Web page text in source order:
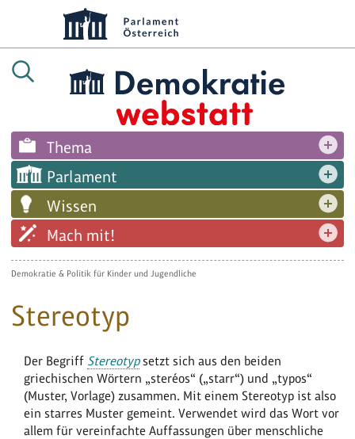
Thema
Parlament
Wissen
Mach mit!
Demokratie & Politik für Kinder und Jugendliche
Stereotyp
Der Begriff Stereotypsetzt sich aus den beiden
griechischen Wörtern „steréos“ („starr“) und „typos“
(Muster, Vorlage) zusammen. Mit einem Stereotyp ist also
ein starres Muster gemeint. Verwendet wird das Wort vor
allem für vereinfachte Auffassungen über menschliche